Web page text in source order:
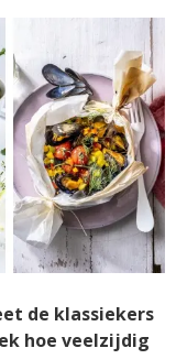
de klassiekers
hoe veelzijdig